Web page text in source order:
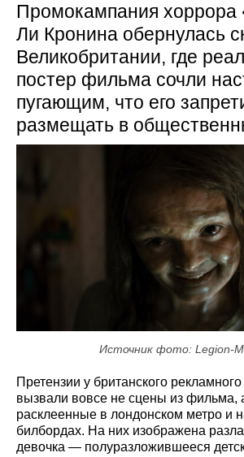
Промокампания
Ли Кронина обернулась
Великобритании, где
постер фильма сочли
пугающим, что его
размещать в
Источник фото: Legion-
Претензии у британского
вызвали вовсе не сцены из фильма,
расклеенные в лондонском метро и
билбордах. На них изображена
девочка — полуразложившееся